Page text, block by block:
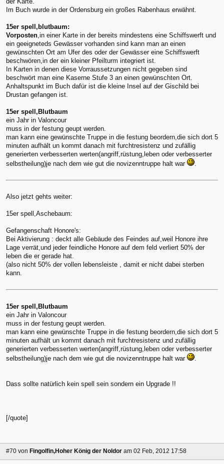
Im Buch wurde in der Ordensburg ein großes Rabenhaus erwähnt.
15er spell,blutbaum:
Vorposten,in einer Karte in der bereits mindestens eine Schiffswerft und
ein geeigneteds Gewässer vorhanden sind kann man an einen
gewünschten Ort am Ufer des oder der Gewässer eine Schiffswerft
beschwören,in der ein kleiner Pfeilturm integriert ist.
In Karten in denen diese Vorraussetzungen nicht gegeben sind
beschwört man eine Kaserne Stufe 3 an einen gewünschten Ort.
Anhaltspunkt im Buch dafür ist die kleine Insel auf der Gischild bei
Drustan gefangen ist.
15er spell,Blutbaum
ein Jahr in Valoncour
muss in der festung geupt werden.
man kann eine gewünschte Truppe in die festung beordern,die sich dort 5
minuten aufhält un kommt danach mit furchtresistenz und zufällig
generierten verbesserten werten(angriff,rüstung,leben oder verbesserter
selbstheilung)je nach dem wie gut die novizenntruppe halt war
.
Also jetzt gehts weiter:
15er spell,Aschebaum:
Gefangenschaft Honore's:
Bei Aktivierung : deckt alle Gebäude des Feindes auf,weil Honore ihre
Lage verrät,und jeder feindliche Honore auf dem feld verliert 50% der
leben die er gerade hat.
(also nicht 50% der vollen lebensleiste , damit er nicht dabei sterben
kann.
15er spell,Blutbaum
ein Jahr in Valoncour
muss in der festung geupt werden.
man kann eine gewünschte Truppe in die festung beordern,die sich dort 5
minuten aufhält un kommt danach mit furchtresistenz und zufällig
generierten verbesserten werten(angriff,rüstung,leben oder verbesserter
selbstheilung)je nach dem wie gut die novizenntruppe halt war
Dass sollte natürlich kein spell sein sondern ein Upgrade !!
[/quote]
#70 von Fingolfin,Hoher König der Noldor am 02 Feb, 2012 17:58